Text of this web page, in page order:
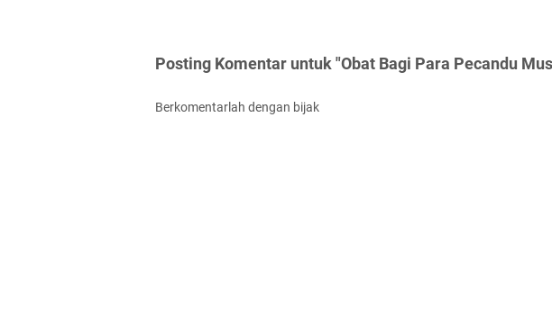
Posting Komentar untuk "Obat Bagi Para Pecandu
Berkomentarlah dengan bijak